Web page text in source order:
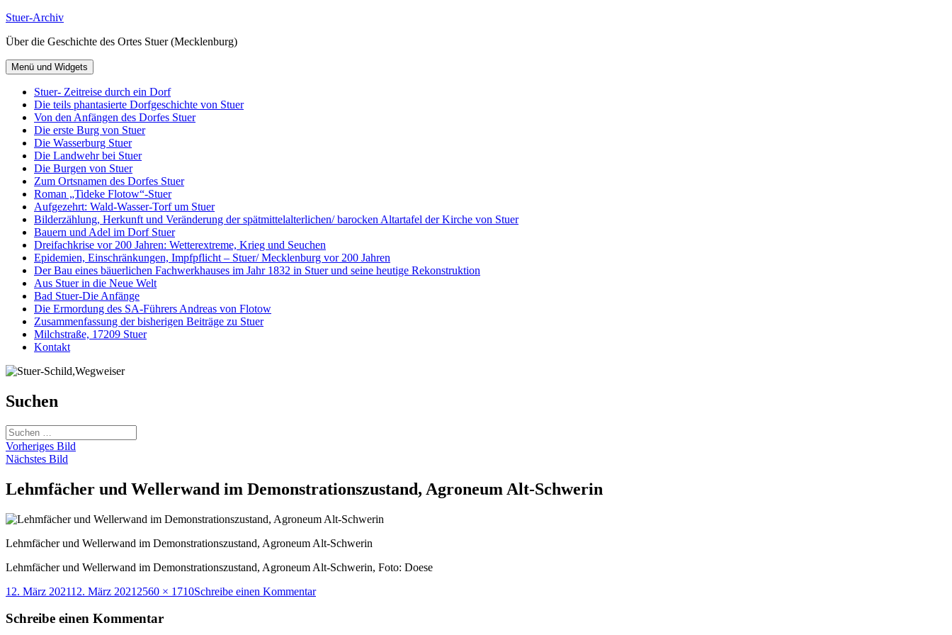
Zum
springen
Stuer-Archiv
Über die Geschichte des Ortes Stuer (Mecklenburg)
Menü und Widgets
Stuer- Zeitreise durch ein Dorf
Die teils phantasierte Dorfgeschichte von Stuer
Von den Anfängen des Dorfes Stuer
Die erste Burg von Stuer
Die Wasserburg Stuer
Die Landwehr bei Stuer
Die Burgen von Stuer
Zum Ortsnamen des Dorfes Stuer
Roman „Tideke Flotow“-Stuer
Aufgezehrt: Wald-Wasser-Torf um Stuer
Bilderzählung, Herkunft und Veränderung der spätmittelalterlichen/ barocken Altartafel der Kirche von Stuer
Bauern und Adel im Dorf Stuer
Dreifachkrise vor 200 Jahren: Wetterextreme, Krieg und Seuchen
Epidemien, Einschränkungen, Impfpflicht – Stuer/ Mecklenburg vor 200 Jahren
Der Bau eines bäuerlichen Fachwerkhauses im Jahr 1832 in Stuer und seine heutige Rekonstruktion
Aus Stuer in die Neue Welt
Bad Stuer-Die Anfänge
Die Ermordung des SA-Führers Andreas von Flotow
Zusammenfassung der bisherigen Beiträge zu Stuer
Milchstraße, 17209 Stuer
Kontakt
Suchen
Suchen
nach:
Vorheriges Bild
Nächstes Bild
Lehmfächer und Wellerwand im Demonstrationszustand, Agroneum Alt-Schwerin
Lehmfächer und Wellerwand im Demonstrationszustand, Agroneum Alt-Schwerin
Lehmfächer und Wellerwand im Demonstrationszustand, Agroneum Alt-Schwerin, Foto: Doese
Veröffentlicht
12. März 202112. März 2021 Originalgröße
2560 × 1710Schreibe einen Kommentarzu
Schreibe einen Kommentar